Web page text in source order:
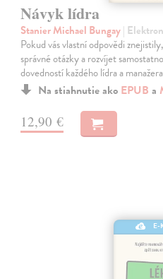
Návyk lídra
Stanier Michael Bungay|
Pokud vás vlastní odpovědi
správné otázky a rozvíjet
dovedností každého lídra a
Na stiahnutie ako EPUB a
12,90 €
E-